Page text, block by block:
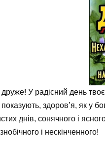
У радісний день
здоров’я, як у
днів, сонячного і
і нескінченного!